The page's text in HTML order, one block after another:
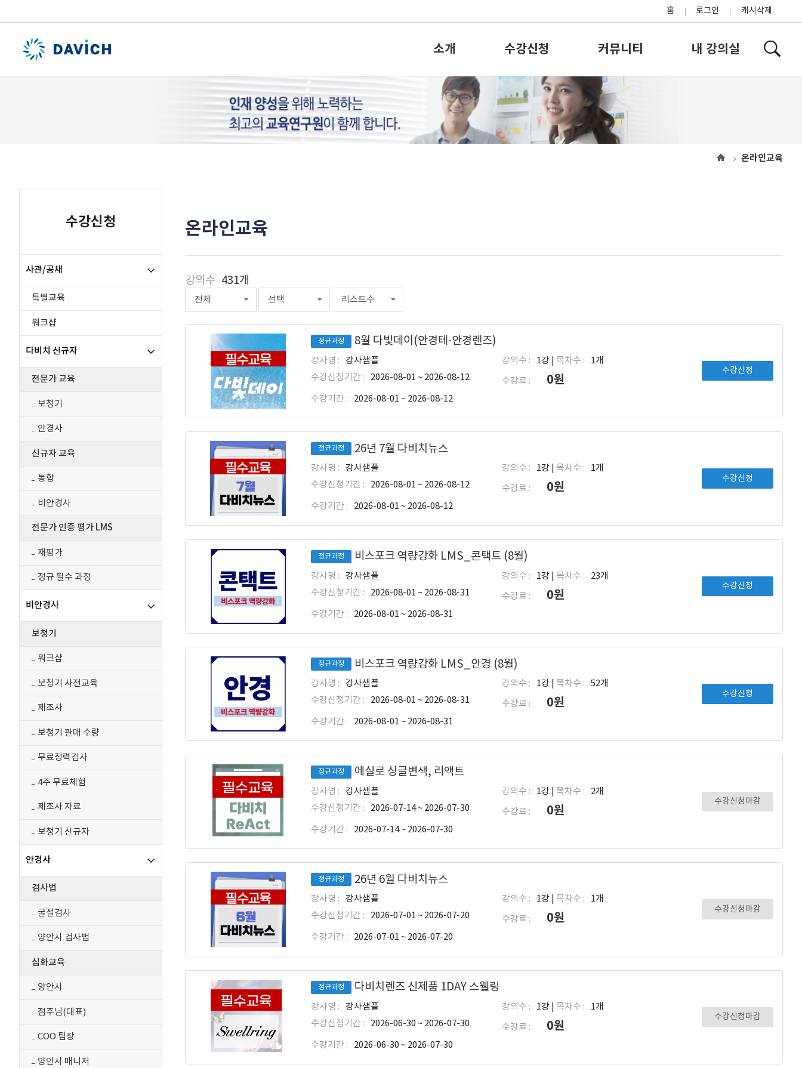
홈 로그인 캐시삭제
소개 수강신청 커뮤니티 내 강의실
수강신청
사관/공채
특별교육
워크샵
다비치 신규자
전문가 교육
보청기
안경사
신규자 교육
통합
비안경사
전문가 인증 평가 LMS
재평가
정규 필수 과정
비안경사
보청기
워크샵
보청기 사전교육
제조사
보청기 판매 수량
무료청력검사
4주 무료체험
제조사 자료
보청기 신규자
안경사
검사법
굴절검사
양안시 검사법
심화교육
양안시
점주님(대표)
COO 팀장
양안시 매니저
온라인교육
온라인교육
강의수 431개
전체 선택 리스트수
정규과정 8월 다빛데이(안경테·안경렌즈)
강사명 : 강사샘플 강의수 : 1강 | 목차수 :
1개
수강신청기간 :
2026-08-01 ~ 2026-08-12 수강료 : 0원
수강기간 : 2026-08-01 ~ 2026-08-12
수강신청
정규과정 26년 7월 다비치뉴스
강사명 : 강사샘플 강의수 : 1강 | 목차수 :
1개
수강신청기간 :
2026-08-01 ~ 2026-08-12 수강료 : 0원
수강기간 : 2026-08-01 ~ 2026-08-12
수강신청
정규과정 비스포크 역량강화 LMS_콘택트 (8월)
강사명 : 강사샘플 강의수 : 1강 | 목차수 :
23개
수강신청기간 :
2026-08-01 ~ 2026-08-31 수강료 : 0원
수강기간 : 2026-08-01 ~ 2026-08-31
수강신청
정규과정 비스포크 역량강화 LMS_안경 (8월)
강사명 : 강사샘플 강의수 : 1강 | 목차수 :
52개
수강신청기간 :
2026-08-01 ~ 2026-08-31 수강료 : 0원
수강기간 : 2026-08-01 ~ 2026-08-31
수강신청
정규과정 에실로 싱글변색, 리액트
강사명 : 강사샘플 강의수 : 1강 | 목차수 :
2개
수강신청기간 :
2026-07-14 ~ 2026-07-30 수강료 : 0원
수강기간 : 2026-07-14 ~ 2026-07-30
수강신청마감
정규과정 26년 6월 다비치뉴스
강사명 : 강사샘플 강의수 : 1강 | 목차수 :
1개
수강신청기간 :
2026-07-01 ~ 2026-07-20 수강료 : 0원
수강기간 : 2026-07-01 ~ 2026-07-20
수강신청마감
정규과정 다비치렌즈 신제품 1DAY 스웰링
강사명 : 강사샘플 강의수 : 1강 | 목차수 :
1개
수강신청기간 :
2026-06-30 ~ 2026-07-30 수강료 : 0원
수강기간 : 2026-06-30 ~ 2026-07-30
수강신청마감